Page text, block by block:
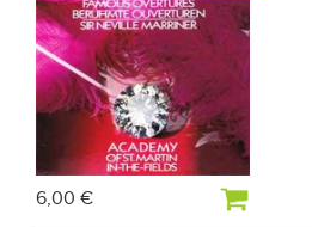
6,00 €